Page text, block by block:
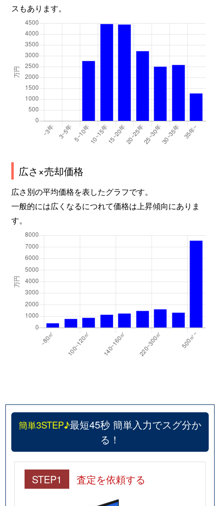
スもあります。
広さ×売却価格
広さ別の平均価格を表したグラフです。
一般的には広くなるにつれて価格は上昇傾向にありま
す。
簡単3STEP♪最短45秒 簡単入力でスグ分か
る！
STEP1 査定を依頼する